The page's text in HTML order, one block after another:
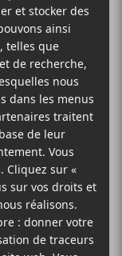
21 et 22
tournéeLove Is